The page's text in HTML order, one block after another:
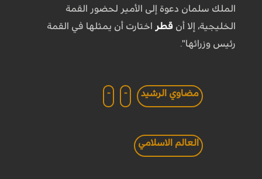
الملك سلمان دعوة إلى الأمير لحضور القمة
الخليجية، إلا أن قطر
اختارت أن يمثلها في القمة
رئيس وزرائها".
مضاوي الرشيد -
-
العالم الاسلامي